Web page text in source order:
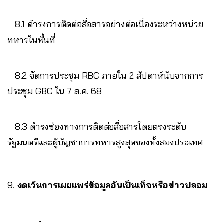
8.1 ดำรงการติดต่อสื่อสารอย่างต่อเนื่องระหว่างหน่วย
ทหารในพื้นที่
8.2 จัดการประชุม RBC ภายใน 2 สัปดาห์นับจากการ
ประชุม GBC ใน 7 ส.ค. 68
8.3 ดำรงช่องทางการติดต่อสื่อสารโดยตรงระดับ
รัฐมนตรีและผู้บัญชาการทหารสูงสุดของทั้งสองประเทศ
9. งดเว้นการเผยแพร่ข้อมูลอันเป็นเท็จหรือข่าวปลอม